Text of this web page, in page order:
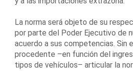
La norma será objeto de su
por parte del Poder Ejecutivo de
acuerdo a sus competencias. Sin
procedente –en función del
tipos de vehículos– articular la